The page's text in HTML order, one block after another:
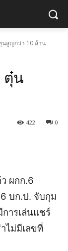
นสูญกว่า 10 ล้าน
ตุ๋น
0
422
ผกก.6
บก.ป. จับกุม
ารเล่นแชร์
ไม่มีเลขที่